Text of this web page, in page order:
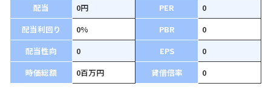
配当 0円 PER
0
配当利回り
0% PBR
0
配当性向
0 EPS
0
時価総額
0百万円 貸借倍率 0